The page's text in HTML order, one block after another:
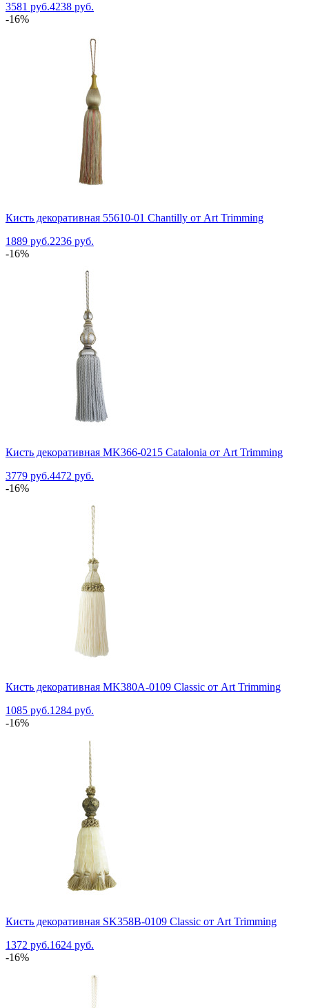
3581 руб.4238 руб.
-16%
Кисть декоративная 55610-01 Chantilly от Art Trimming
1889 руб.2236 руб.
-16%
Кисть декоративная MK366-0215 Catalonia от Art Trimming
3779 руб.4472 руб.
-16%
Кисть декоративная MK380A-0109 Classic от Art Trimming
1085 руб.1284 руб.
-16%
Кисть декоративная SK358B-0109 Classic от Art Trimming
1372 руб.1624 руб.
-16%